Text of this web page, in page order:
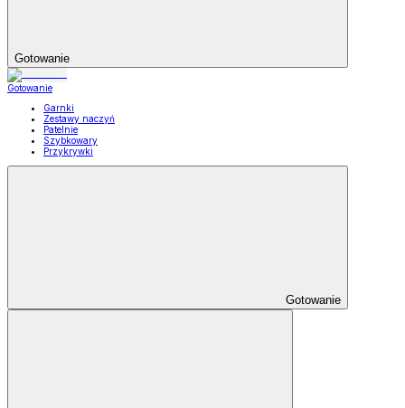
Gotowanie
Gotowanie
Garnki
Zestawy naczyń
Patelnie
Szybkowary
Przykrywki
Gotowanie